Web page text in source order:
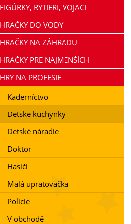
FIGÚRKY, RYTIERI, VOJACI
HRAČKY DO VODY
HRAČKY NA ZÁHRADU
HRAČKY PRE NAJMENŠÍCH
HRY NA PROFESIE
Kaderníctvo
Detské kuchynky
Detské náradie
Doktor
Hasiči
Malá upratovačka
Policie
V obchodě